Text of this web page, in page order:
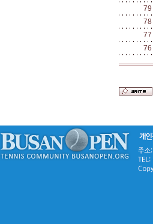
79
78
77
76